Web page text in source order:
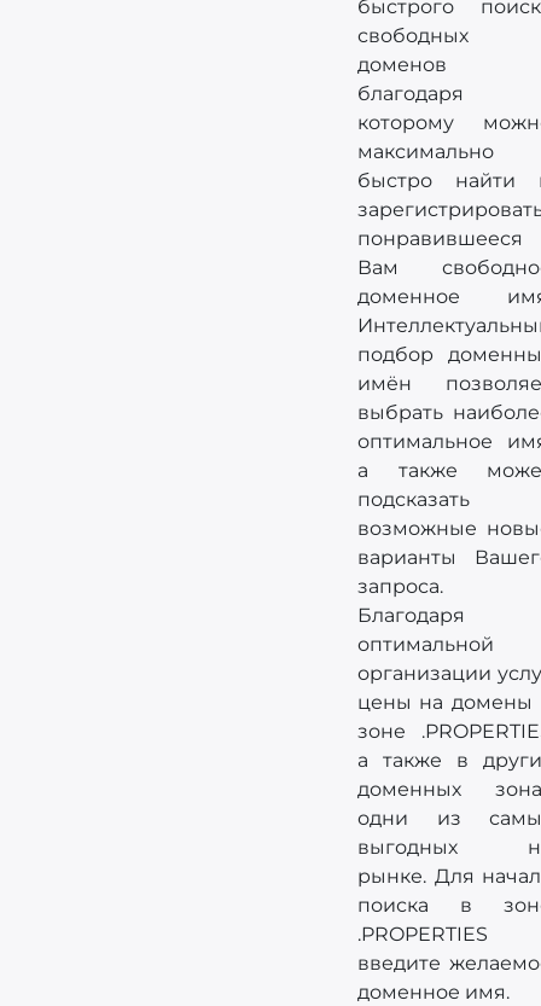
быстрого
свободных
доменов
благодаря
которому
максимально
быстро найти
понравившееся
Вам
доменное
подбор
имён
выбрать
оптимальное
а также
подсказать
возможные
варианты
запроса.
Благодаря
оптимальной
организации
цены на домены
зоне
а также в
доменных
одни из
выгодных
рынке. Для
поиска в
.PROPERTIES
введите
доменное имя.